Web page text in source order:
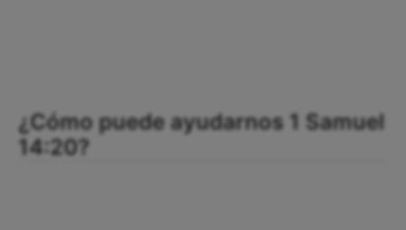
¿Cómo puede ayudarnos 1 Samuel
14:20?